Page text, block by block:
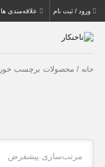
ورود / ثبت نام علاقه‌مندی ها
خانه / محصولات برچسب
مرتب‌سازی پیشفرض